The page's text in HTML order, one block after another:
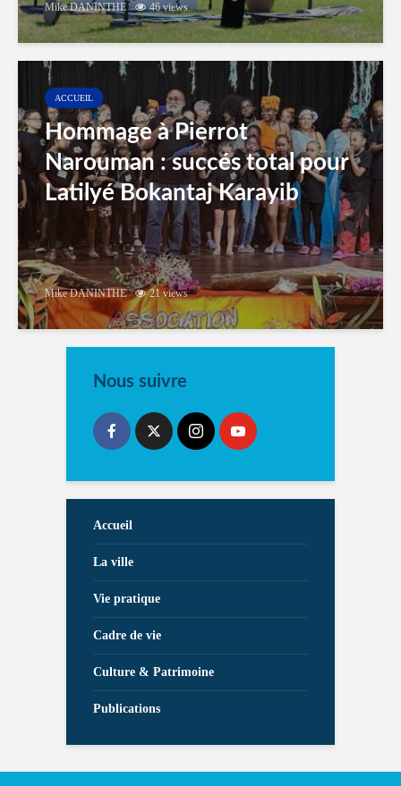
Mike DANINTHE 46 views
ACCUEIL
Hommage à Pierrot
Narouman : succés total pour
Latilyé Bokantaj Karayib
Mike DANINTHE 21 views
Nous suivre
Accueil
La ville
Vie pratique
Cadre de vie
Culture & Patrimoine
Publications